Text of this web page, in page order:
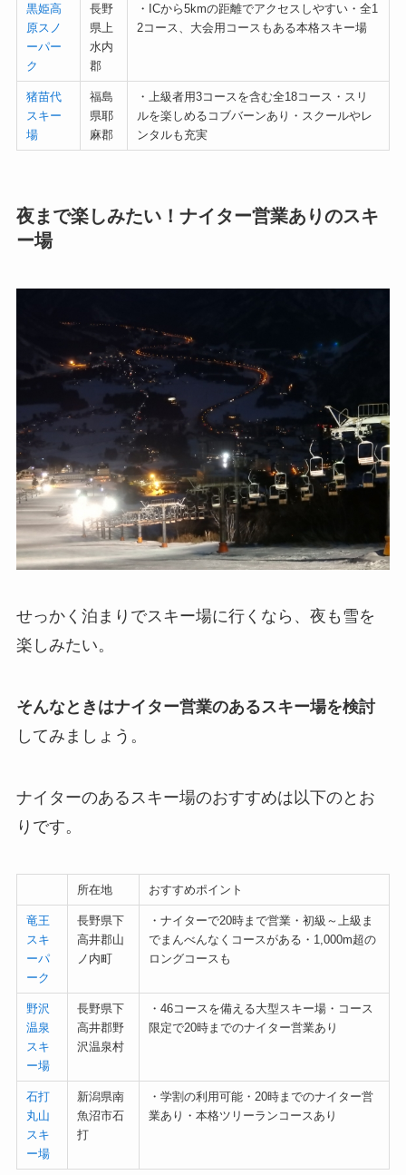
黒姫高
原スノ
ーパー
ク
長野
県上
水内
郡
・ICから5kmの距離でアクセスしやすい・全1
2コース、大会用コースもある本格スキー場
猪苗代
スキー
場
福島
県耶
麻郡
・上級者用3コースを含む全18コース・スリ
ルを楽しめるコブバーンあり・スクールやレ
ンタルも充実
夜まで楽しみたい！ナイター営業ありのスキ
ー場
せっかく泊まりでスキー場に行くなら、夜も雪を
楽しみたい。
そんなときはナイター営業のあるスキー場を検討
してみましょう。
ナイターのあるスキー場のおすすめは以下のとお
りです。
所在地 おすすめポイント
竜王
スキ
ーパ
ーク
長野県下
高井郡山
ノ内町
・ナイターで20時まで営業・初級～上級ま
でまんべんなくコースがある・1,000m超の
ロングコースも
野沢
温泉
スキ
ー場
長野県下
高井郡野
沢温泉村
・46コースを備える大型スキー場・コース
限定で20時までのナイター営業あり
石打
丸山
スキ
ー場
新潟県南
魚沼市石
打
・学割の利用可能・20時までのナイター営
業あり・本格ツリーランコースあり